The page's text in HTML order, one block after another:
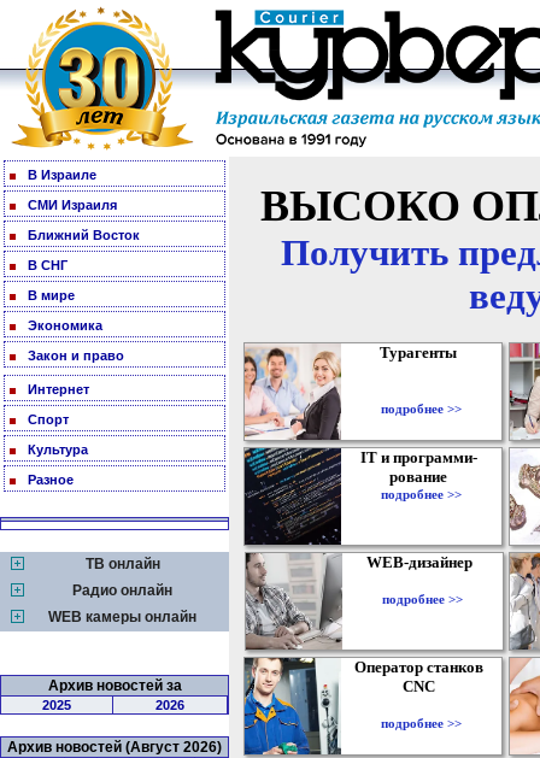
В Израиле
СМИ Израиля
Ближний Восток
В СНГ
В мире
Экономика
Закон и право
Интернет
Спорт
Культура
Разное
ТВ онлайн
Радио онлайн
WEB камеры онлайн
Архив новостей за
2025 2026
Архив новостей (Август 2026)
ВЫСОКО
Получить
Турагенты
подробнее >>
IT и программи-
рование
подробнее >>
WEB-дизайнер
подробнее >>
Оператор станков
CNC
подробнее >>